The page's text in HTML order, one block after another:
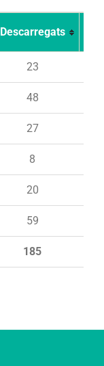
Descarregats
185
23
48
27
8
20
59